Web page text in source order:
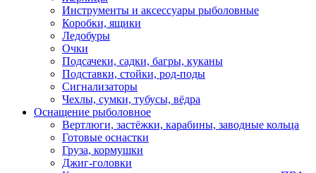
Инструменты и аксессуары рыболовные
Коробки, ящики
Ледобуры
Очки
Подсачеки, садки, багры, куканы
Подставки, стойки, род-поды
Сигнализаторы
Чехлы, сумки, тубусы, вёдра
Оснащение рыболовное
Вертлюги, застёжки, карабины, заводные кольца
Готовые оснастки
Груза, кормушки
Джиг-головки